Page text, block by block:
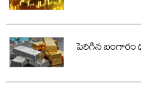
పెరిగిన బంగారం